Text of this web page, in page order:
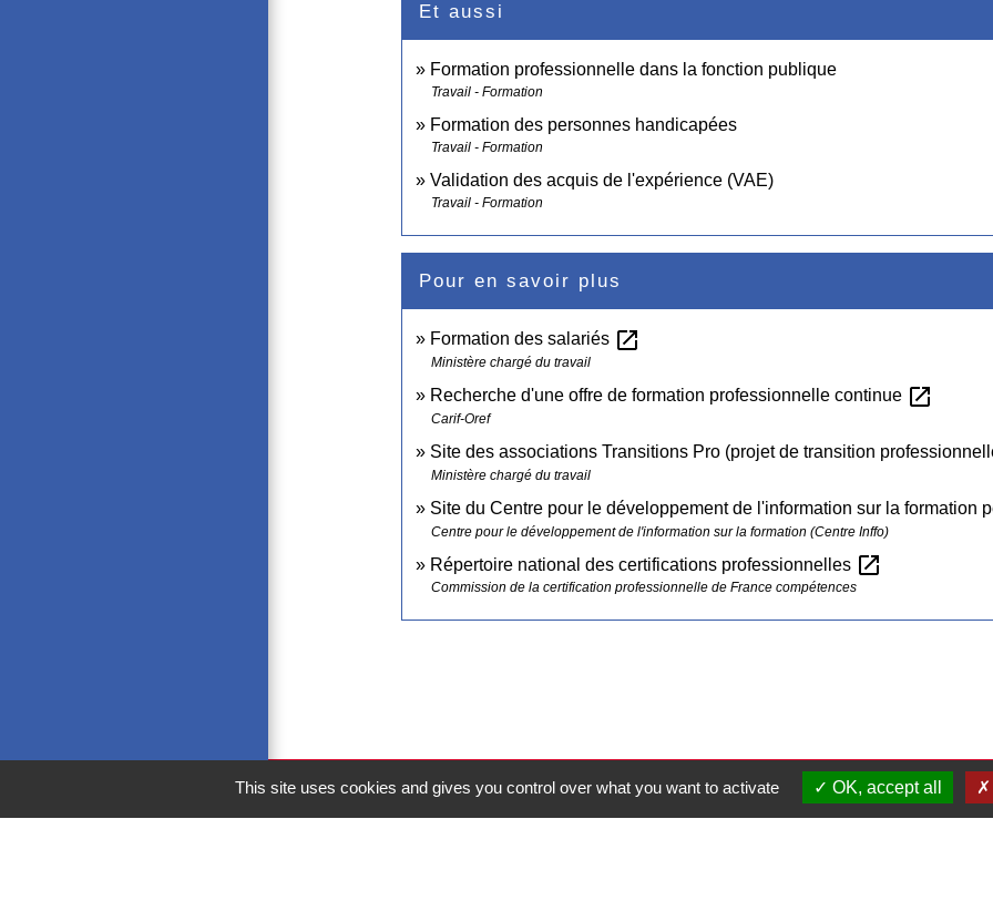
Et aussi
Formation professionnelle dans la fonction publique
Travail - Formation
Formation des personnes handicapées
Travail - Formation
Validation des acquis de l'expérience (VAE)
Travail - Formation
Pour en savoir plus
Formation des salariés open_in_new
Ministère chargé du travail
Recherche d'une offre de formation professionnelle continue open_in_new
Carif-Oref
Site des associations Transitions Pro (projet de transition
Ministère chargé du travail
Site du Centre pour le développement de l'information sur la formation
Centre pour le développement de l'information sur la formation (Centre Inffo)
Répertoire national des certifications professionnelles open_in_new
Commission de la certification professionnelle de France compétences
Contacts
This site uses cookies and gives you control over what you want to activate OK, accept all